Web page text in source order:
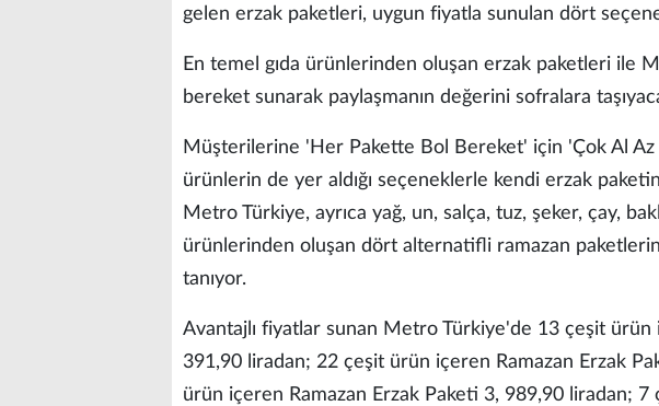
gelen erzak paketleri, uygun fiyatla sunulan dört
En temel gıda ürünlerinden oluşan erzak paketleri ile
bereket sunarak paylaşmanın değerini sofralara
Müşterilerine 'Her Pakette Bol Bereket' için 'Çok Al Az
ürünlerin de yer aldığı seçeneklerle kendi erzak
Metro Türkiye, ayrıca yağ, un, salça, tuz, şeker, çay,
ürünlerinden oluşan dört alternatifli ramazan
tanıyor.
Avantajlı fiyatlar sunan Metro Türkiye'de 13 çeşit ürün
391,90 liradan; 22 çeşit ürün içeren Ramazan Erzak
ürün içeren Ramazan Erzak Paketi 3, 989,90 liradan;